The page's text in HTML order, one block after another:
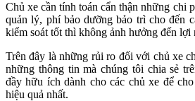
Chủ xe cần tính toán cẩn thận những chi
quản lý, phí bảo dưỡng bảo trì cho đến
kiểm soát tốt thì không ảnh hưởng đến lợi
Trên đây là những rủi ro đối với chủ xe
những thông tin mà chúng tôi chia sẻ
đầy hữu ích dành cho các chủ xe để
hiệu quả nhất.